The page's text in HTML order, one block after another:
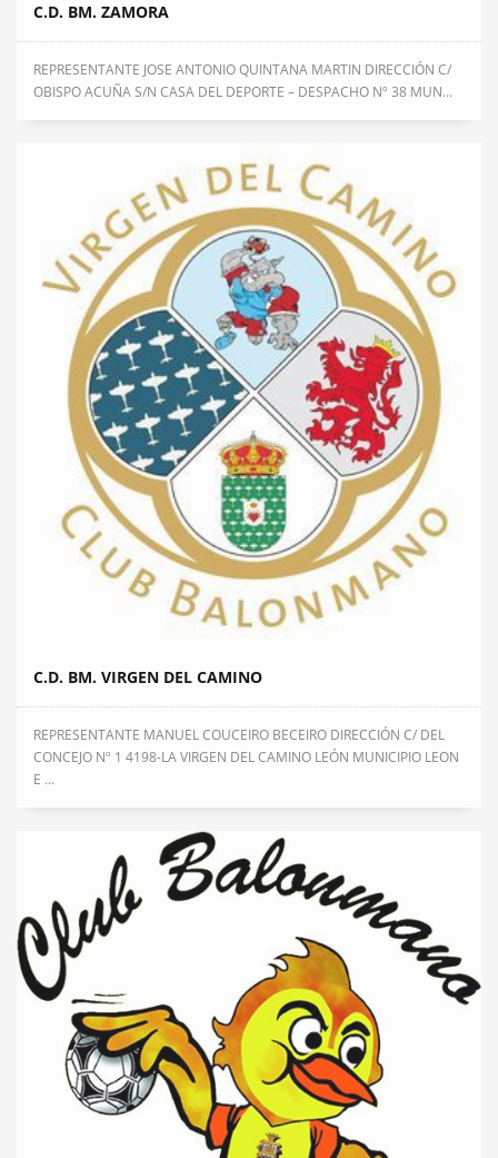
C.D. BM. ZAMORA
REPRESENTANTE JOSE ANTONIO QUINTANA MARTIN DIRECCIÓN C/
OBISPO ACUÑA S/N CASA DEL DEPORTE – DESPACHO Nº 38 MUN...
C.D. BM. VIRGEN DEL CAMINO
REPRESENTANTE MANUEL COUCEIRO BECEIRO DIRECCIÓN C/ DEL
CONCEJO Nº 1 4198-LA VIRGEN DEL CAMINO LEÓN MUNICIPIO LEON
E ...